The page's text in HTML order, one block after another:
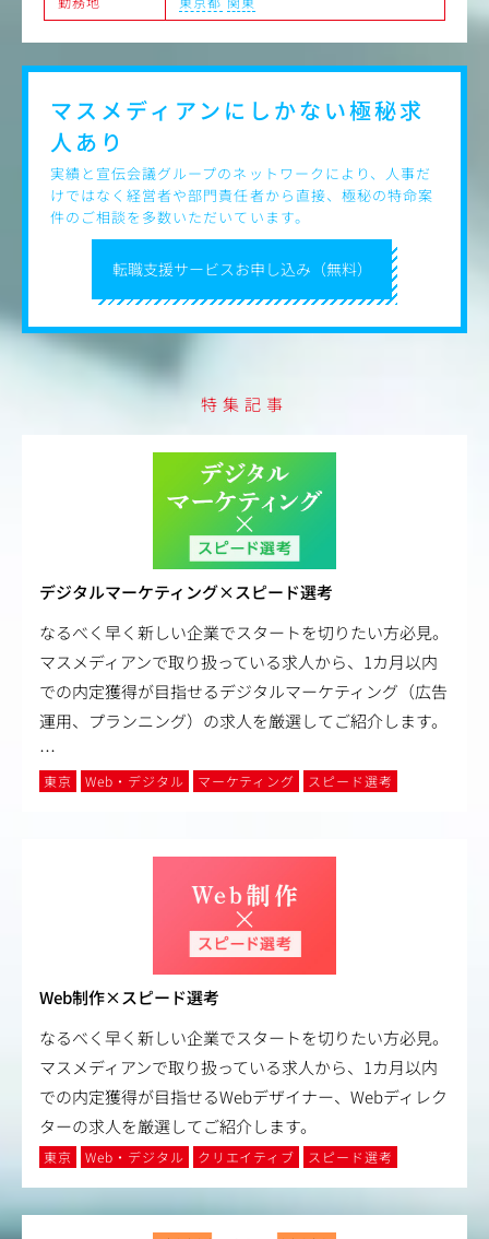
転職支援サービスお申し込み（無料）
マスメディアンにしかない極秘求
人あり
実績と宣伝会議グループのネットワークにより、人事だ
けではなく経営者や部門責任者から直接、極秘の特命案
件のご相談を多数いただいています。
特集記事
デジタルマーケティング×スピード選考
なるべく早く新しい企業でスタートを切りたい方必見。
マスメディアンで取り扱っている求人から、1カ月以内
での内定獲得が目指せるデジタルマーケティング（広告
運用、プランニング）の求人を厳選してご紹介します。
…
東京 Web・デジタル マーケティング スピード選考
Web制作×スピード選考
なるべく早く新しい企業でスタートを切りたい方必見。
マスメディアンで取り扱っている求人から、1カ月以内
での内定獲得が目指せるWebデザイナー、Webディレク
ターの求人を厳選してご紹介します。
東京 Web・デジタル クリエイティブ スピード選考